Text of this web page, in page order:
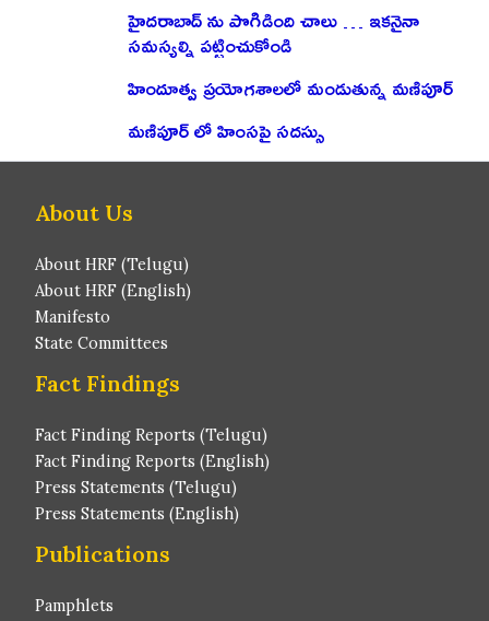
హైదరాబాద్ ను పొగిడింది చాలు … ఇకనైనా
సమస్యల్ని పట్టించుకోండి
హిందూత్వ ప్రయోగశాలలో మండుతున్న మణిపూర్
మణిపూర్ లో హింసపై సదస్సు
About Us
About HRF (Telugu)
About HRF (English)
Manifesto
State Committees
Fact Findings
Fact Finding Reports (Telugu)
Fact Finding Reports (English)
Press Statements (Telugu)
Press Statements (English)
Publications
Pamphlets